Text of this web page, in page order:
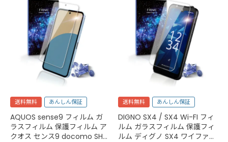
送料無料 あんしん保証
AQUOS sense9 フィルム ガ
ラスフィルム 保護フィルム ア
クオス センス9 docomo SH-
送料無料 あんしん保証
DIGNO SX4 / SX4 Wi-FI フィ
ルム ガラスフィルム 保護フィ
ルム ディグノ SX4 ワイファイ